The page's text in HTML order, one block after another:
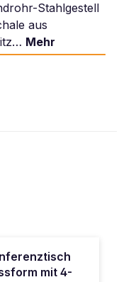
Stahlgestell
aus
Mehr
mit 4-